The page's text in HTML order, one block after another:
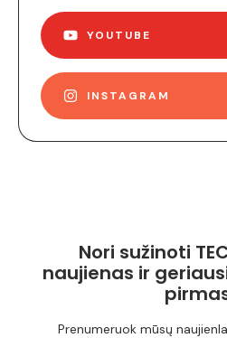
YOUTUBE
INSTAGRAM
Nori sužinoti
naujienas ir
Prenumeruok mūsų